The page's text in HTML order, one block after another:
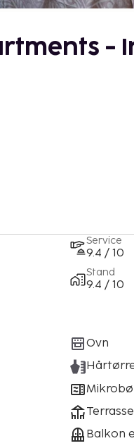
-
Service
9.4 / 10
Stand
9.4 / 10
Ovn
Terrasse
Balkon